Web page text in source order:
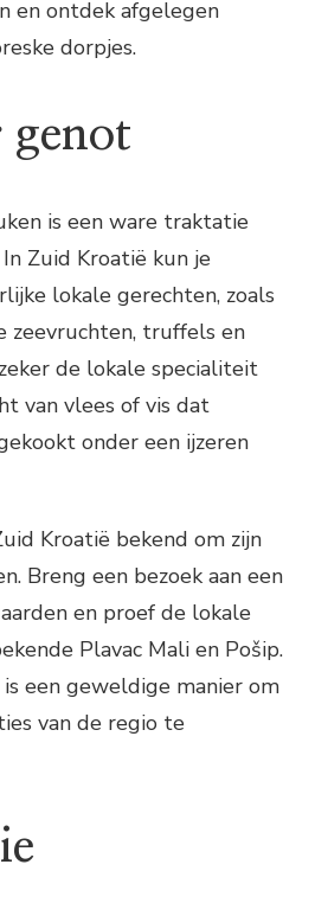
en ontdek afgelegen
dorpjes.
is een ware traktatie
Zuid Kroatië kun je
lokale gerechten, zoals
zeevruchten, truffels en
de lokale specialiteit
van vlees of vis dat
onder een ijzeren
Kroatië bekend om zijn
Breng een bezoek aan een
en proef de lokale
Plavac Mali en Pošip.
een geweldige manier om
van de regio te